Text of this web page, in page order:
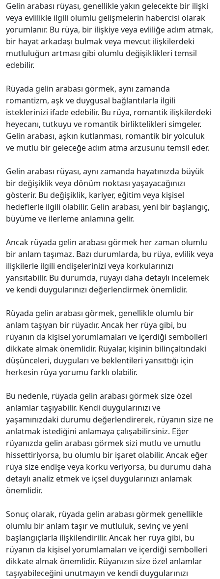
Gelin arabası rüyası, genellikle yakın gelecekte bir ilişki
veya evlilikle ilgili olumlu gelişmelerin habercisi olarak
yorumlanır. Bu rüya, bir ilişkiye veya evliliğe adım atmak,
bir hayat arkadaşı bulmak veya mevcut ilişkilerdeki
mutluluğun artması gibi olumlu değişiklikleri temsil
edebilir.
Rüyada gelin arabası görmek, aynı zamanda
romantizm, aşk ve duygusal bağlantılarla ilgili
isteklerinizi ifade edebilir. Bu rüya, romantik ilişkilerdeki
heyecanı, tutkuyu ve romantik birliktelikleri simgeler.
Gelin arabası, aşkın kutlanması, romantik bir yolculuk
ve mutlu bir geleceğe adım atma arzusunu temsil eder.
Gelin arabası rüyası, aynı zamanda hayatınızda büyük
bir değişiklik veya dönüm noktası yaşayacağınızı
gösterir. Bu değişiklik, kariyer, eğitim veya kişisel
hedeflerle ilgili olabilir. Gelin arabası, yeni bir başlangıç,
büyüme ve ilerleme anlamına gelir.
Ancak rüyada gelin arabası görmek her zaman olumlu
bir anlam taşımaz. Bazı durumlarda, bu rüya, evlilik veya
ilişkilerle ilgili endişelerinizi veya korkularınızı
yansıtabilir. Bu durumda, rüyayı daha detaylı incelemek
ve kendi duygularınızı değerlendirmek önemlidir.
Rüyada gelin arabası görmek, genellikle olumlu bir
anlam taşıyan bir rüyadır. Ancak her rüya gibi, bu
rüyanın da kişisel yorumlamaları ve içerdiği sembolleri
dikkate almak önemlidir. Rüyalar, kişinin bilinçaltındaki
düşünceleri, duyguları ve beklentileri yansıttığı için
herkesin rüya yorumu farklı olabilir.
Bu nedenle, rüyada gelin arabası görmek size özel
anlamlar taşıyabilir. Kendi duygularınızı ve
yaşamınızdaki durumu değerlendirerek, rüyanın size ne
anlatmak istediğini anlamaya çalışabilirsiniz. Eğer
rüyanızda gelin arabası görmek sizi mutlu ve umutlu
hissettiriyorsa, bu olumlu bir işaret olabilir. Ancak eğer
rüya size endişe veya korku veriyorsa, bu durumu daha
detaylı analiz etmek ve içsel duygularınızı anlamak
önemlidir.
Sonuç olarak, rüyada gelin arabası görmek genellikle
olumlu bir anlam taşır ve mutluluk, sevinç ve yeni
başlangıçlarla ilişkilendirilir. Ancak her rüya gibi, bu
rüyanın da kişisel yorumlamaları ve içerdiği sembolleri
dikkate almak önemlidir. Rüyanızın size özel anlamlar
taşıyabileceğini unutmayın ve kendi duygularınızı